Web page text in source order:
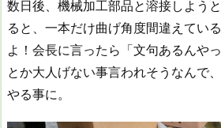
数日後、機械加工部品と溶接しよう
ると、一本だけ曲げ角度間違えてい
よ！会長に言ったら「文句あるんや
とか大人げない事言われそうなんで
やる事に。